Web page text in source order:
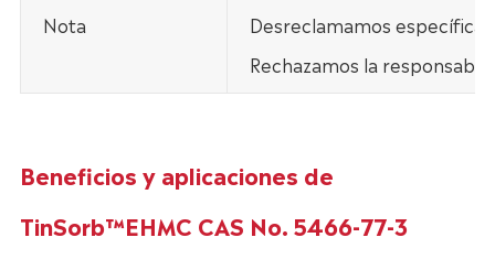
Nota
Desreclamamos
Rechazamos la
Beneficios y aplicaciones de
TinSorb™EHMC CAS No. 5466-77-3